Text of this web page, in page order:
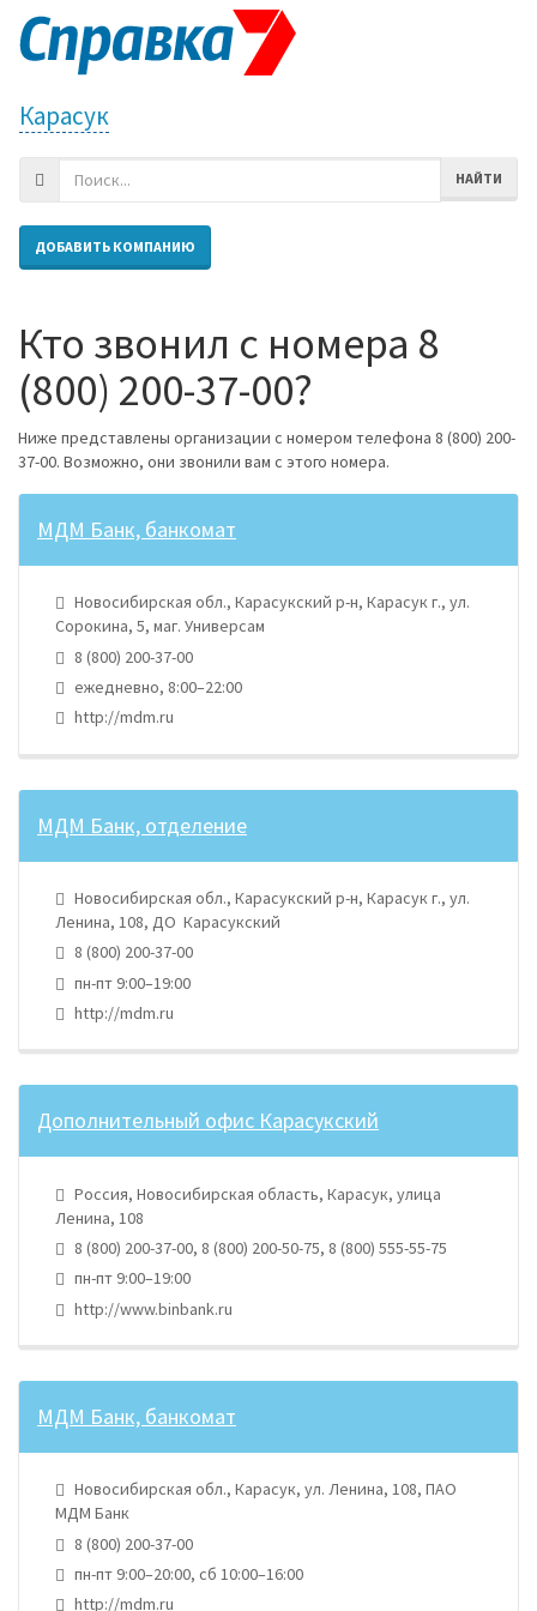
Карасук
НАЙТИ
ДОБАВИТЬ КОМПАНИЮ
Кто звонил с номера 8
(800) 200-37-00?
Ниже представлены организации с номером телефона 8 (800) 200-
37-00. Возможно, они звонили вам с этого номера.
МДМ Банк, банкомат
Новосибирская обл., Карасукский р-н, Карасук г., ул.
Сорокина, 5, маг. Универсам
8 (800) 200-37-00
ежедневно, 8:00–22:00
http://mdm.ru
МДМ Банк, отделение
Новосибирская обл., Карасукский р-н, Карасук г., ул.
Ленина, 108, ДО Карасукский
8 (800) 200-37-00
пн-пт 9:00–19:00
http://mdm.ru
Дополнительный офис Карасукский
Россия, Новосибирская область, Карасук, улица
Ленина, 108
8 (800) 200-37-00, 8 (800) 200-50-75, 8 (800) 555-55-75
пн-пт 9:00–19:00
http://www.binbank.ru
МДМ Банк, банкомат
Новосибирская обл., Карасук, ул. Ленина, 108, ПАО
МДМ Банк
8 (800) 200-37-00
пн-пт 9:00–20:00, сб 10:00–16:00
http://mdm.ru